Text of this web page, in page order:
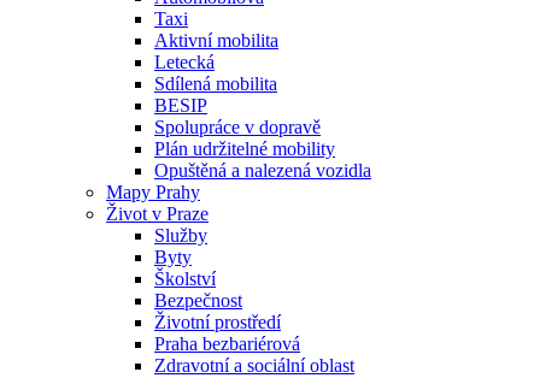
Taxi
Aktivní mobilita
Letecká
Sdílená mobilita
BESIP
Spolupráce v dopravě
Plán udržitelné mobility
Opuštěná a nalezená vozidla
Mapy Prahy
Život v Praze
Služby
Byty
Školství
Bezpečnost
Životní prostředí
Praha bezbariérová
Zdravotní a sociální oblast